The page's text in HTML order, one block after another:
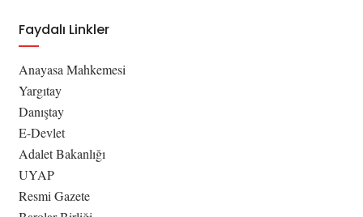
Faydalı Linkler
Anayasa Mahkemesi
Yargıtay
Danıştay
E-Devlet
Adalet Bakanlığı
UYAP
Resmi Gazete